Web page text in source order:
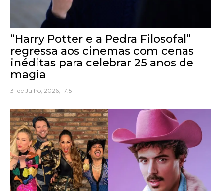
“Harry Potter e a Pedra Filosofal”
regressa aos cinemas com cenas
inéditas para celebrar 25 anos de
magia
31 de Julho, 2026, 17:51